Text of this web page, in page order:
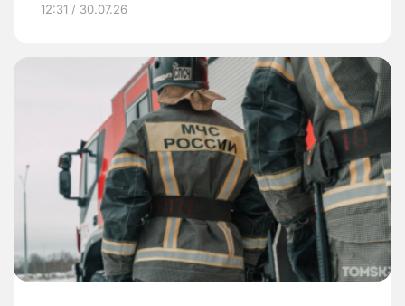
12:31 / 30.07.26